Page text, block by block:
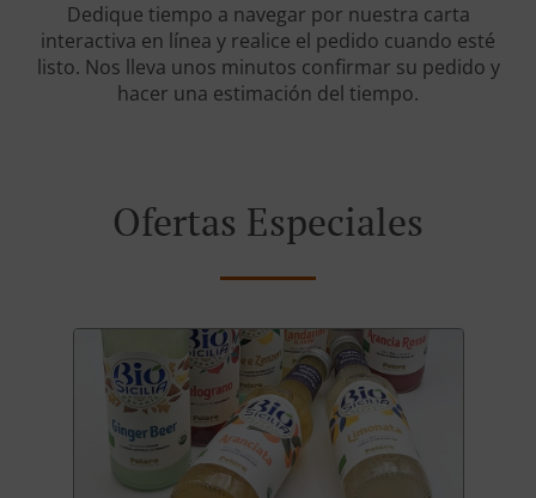
Dedique tiempo a navegar por nuestra carta
interactiva en línea y realice el pedido cuando esté
listo. Nos lleva unos minutos confirmar su pedido y
hacer una estimación del tiempo.
Ofertas Especiales